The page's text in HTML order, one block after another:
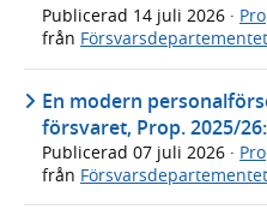
Publicerad 14 juli 2026 ·
från Försvarsdepartementet
En modern
försvaret, Prop. 2025/
Publicerad 07 juli 2026 ·
från Försvarsdepartementet